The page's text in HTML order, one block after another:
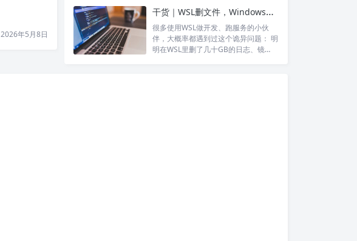
2026年5月8日
干货｜WSL删文件，Windows硬盘空间会立刻释放吗？终于搞懂了！
很多使用WSL做开发、跑服务的小伙
伴，大概率都遇到过这个诡异问题： 明
明在WSL里删了几十GB的日志、镜